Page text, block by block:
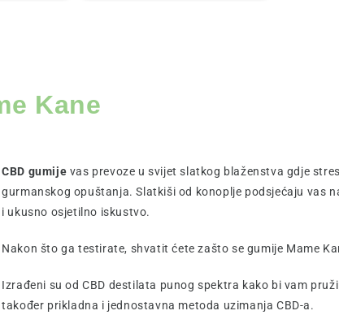
Kane
CBD gumije vas prevoze u svijet slatkog blaženstva gdje
gurmanskog opuštanja. Slatkiši od konoplje podsjećaju vas
i ukusno osjetilno iskustvo.
Nakon što ga testirate, shvatit ćete zašto se gumije Mame
Izrađeni su od CBD destilata punog spektra kako bi vam
također prikladna i jednostavna metoda uzimanja CBD-a.